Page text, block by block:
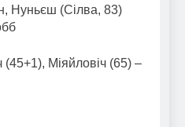
Нуньєш (Сілва, 83)
(45+1), Міяйловіч (65) –